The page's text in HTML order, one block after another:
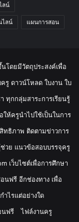
ลน์
ไลน์ แผนการสอน
โดยมีวัตถุประสงค์เพื่อ
รู ดาวน์โหลด ใบงาน ใบ
ทุกกลุ่มสาระการเรียนรู้
ห้ครูนำไปใช้เป็นในการ
ทธิภาพ ติดตามข่าวการ
วย แนวข้อสอบบรรจุครู
เว็บไซต์เพื่อการศึกษา
นฟรี อีกช่องทาง เพื่อ
ไรแต่อย่างใด
นฟรี ไฟล์งานครู